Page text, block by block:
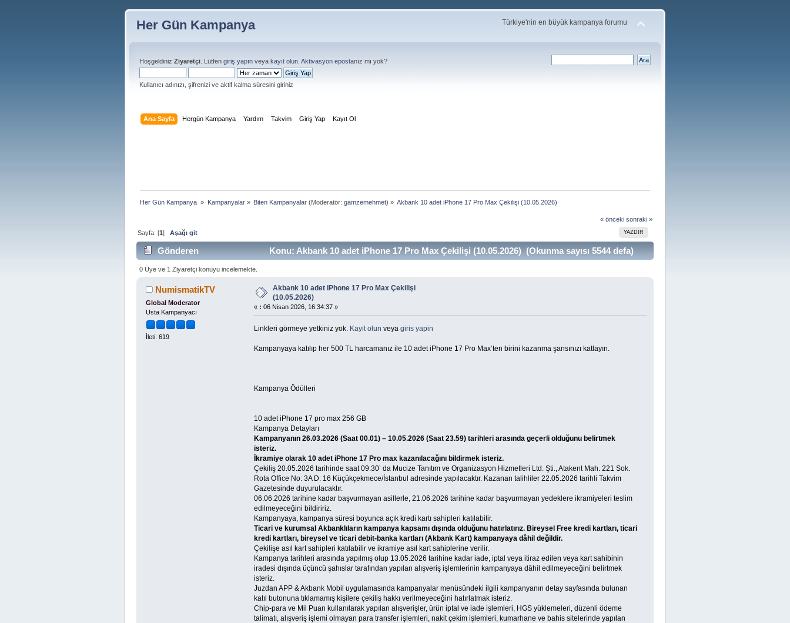
Her Gün Kampanya Türkiye'nin en büyük kampanya forumu
Hoşgeldiniz Ziyaretçi . Lütfen giriş yapın veya kayıt olun Aktivasyon epostanız mı yok?
Kullanıcı adınızı, şifrenizi ve aktif kalma süresini giriniz
Ana Sayfa Hergün Kampanya Yardım Takvim Giriş Yap Kayıt Ol
Her Gün Kampanya » Kampanyalar» Biten Kampanyalar(Moderatör: gamzemehmet) » Akbank 10 adet iPhone 17 Pro Max Çekilişi (10.05.2026)
« önceki sonraki »
YAZDIR
Sayfa: [1]Aşağı git
Gönderen Konu: Akbank 10 adet iPhone 17 Pro Max Çekilişi (10.05.2026) (Okunma sayısı 5544 defa)
0 Üye ve 1 Ziyaretçi konuyu incelemekte.
NumismatikTV
Global Moderator
Usta Kampanyacı
İleti: 619
Akbank 10 adet iPhone 17 Pro Max Çekilişi
(10.05.2026)
« : 06 Nisan 2026, 16:34:37 »
Linkleri görmeye yetkiniz yok. Kayit olun veya giris yapin
Kampanyaya katılıp her 500 TL harcamanız ile 10 adet iPhone 17 Pro Max’ten birini kazanma şansınızı katlayın.
Kampanya Ödülleri
10 adet iPhone 17 pro max 256 GB
​​​​​​​​​​​Kampanya Detayları
Kampanyanın 26.03.2026 (Saat 00.01) – 10.05.2026 (Saat 23.59) tarihleri arasında geçerli olduğunu belirtmek
isteriz.
İkramiye olarak 10 adet iPhone 17 Pro max kazanılacağını bildirmek isteriz.
Çekiliş 20.05.2026 tarihinde saat 09.30’ da Mucize Tanıtım ve Organizasyon Hizmetleri Ltd. Şti., Atakent Mah. 221 Sok.
Rota Office No: 3A D: 16 Küçükçekmece/İstanbul adresinde yapılacaktır. Kazanan talihliler 22.05.2026 tarihli Takvim
Gazetesinde duyurulacaktır.
06.06.2026 tarihine kadar başvurmayan asillerle, 21.06.2026 tarihine kadar başvurmayan yedeklere ikramiyeleri teslim
edilmeyeceğini bildiririz.
Kampanyaya, kampanya süresi boyunca açık kredi kartı sahipleri katılabilir.
Ticari ve kurumsal Akbanklıların kampanya kapsamı dışında olduğunu hatırlatırız. Bireysel Free kredi kartları, ticari
kredi kartları, bireysel ve ticari debit-banka kartları (Akbank Kart) kampanyaya dâhil değildir.
Çekilişe asıl kart sahipleri katılabilir ve ikramiye asıl kart sahiplerine verilir.
Kampanya tarihleri arasında yapılmış olup 13.05.2026 tarihine kadar iade, iptal veya itiraz edilen veya kart sahibinin
iradesi dışında üçüncü şahıslar tarafından yapılan alışveriş işlemlerinin kampanyaya dâhil edilmeyeceğini belirtmek
isteriz.
Juzdan APP & Akbank Mobil uygulamasında kampanyalar menüsündeki ilgili kampanyanın detay sayfasında bulunan
katıl butonuna tıklamamış kişilere çekiliş hakkı verilmeyeceğini hatırlatmak isteriz.
​Chip-para ve Mil Puan kullanılarak yapılan alışverişler, ürün iptal ve iade işlemleri, HGS yüklemeleri, düzenli ödeme
talimatı, alışveriş işlemi olmayan para transfer işlemleri, nakit çekim işlemleri, kumarhane ve bahis sitelerinde yapılan